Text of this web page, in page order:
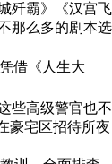
歼霸》《汉宫飞
那么多的剧本选
借《人生大
些高级警官也不
豪宅区招待所夜